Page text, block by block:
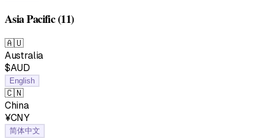
Asia Pacific(11)
🇦🇺
Australia
$AUD
English
🇨🇳
China
¥CNY
简体中文